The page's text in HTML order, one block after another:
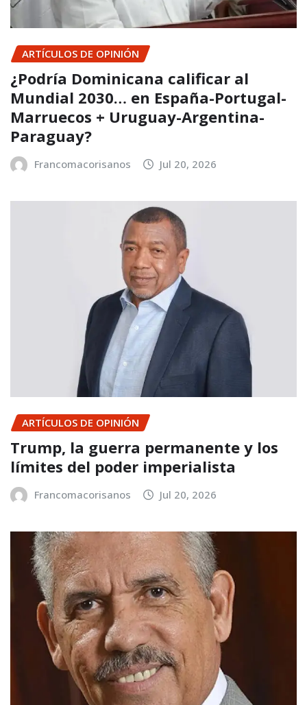
ARTÍCULOS DE OPINIÓN
¿Podría Dominicana calificar al
Mundial 2030… en España-Portugal-
Marruecos + Uruguay-Argentina-
Paraguay?
Francomacorisanos Jul 20, 2026
ARTÍCULOS DE OPINIÓN
Trump, la guerra permanente y los
límites del poder imperialista
Francomacorisanos Jul 20, 2026